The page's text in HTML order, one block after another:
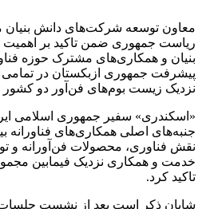
معاون توسعه شرکت‌های دانش بنیان
ریاست جمهوری ضمن تاکید بر
بنیان و همکاری‌های مشترک حوزه
پیشرفت جمهوری ازبکستان در
نزدیک زیست بوم‌های فن‌آور دو کشور
«اسکندری» سفیر جمهوری اسلامی
نقش فناوری، محصولات فن‌آورانه و
خدمت و همکاری نزدیک فیمابین
تاکید کرد.
شایان ذکر است بعد از نشست